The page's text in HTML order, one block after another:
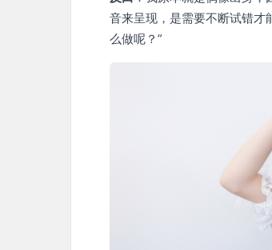
音来呈现，是需要不断试错才
么做呢？”